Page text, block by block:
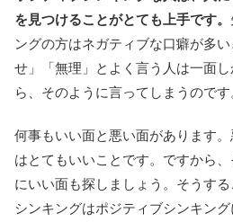
を見つけることがとても上手です。
ングの方はネガティブな口癖が多
せ」「無理」とよく言う人は一面
ら、そのように言ってしまうのです
何事もいい面と悪い面があります
はとてもいいことです。ですから
にいい面も探しましょう。そうす
シンキングはポジティブシンキン